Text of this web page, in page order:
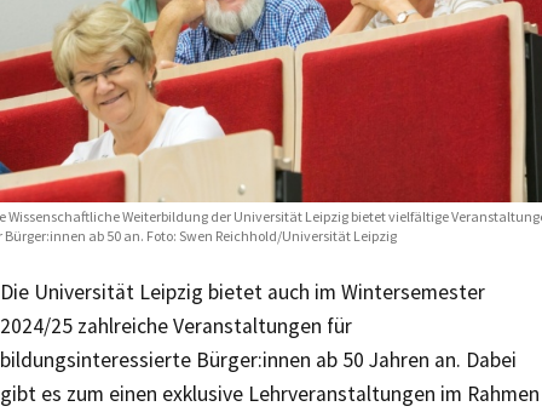
Wissenschaftliche Weiterbildung der Universität Leipzig bietet vielfältige
Bürger:innen ab 50 an. Foto: Swen Reichhold/Universität Leipzig
Die Universität Leipzig bietet auch im Wintersemester
2024/25 zahlreiche Veranstaltungen für
bildungsinteressierte Bürger:innen ab 50 Jahren an. Dabei
gibt es zum einen exklusive Lehrveranstaltungen im Rahmen